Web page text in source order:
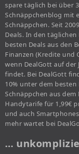
spare täglich bei über
Schnäppchenblog mit
Schnäppchen. Seit
Deals. In den
besten Deals aus den
Finanzen (Kredite und
wenn DealGott auf der
findet. Bei DealGott
10% unter dem
Schnäppchen aus
Handytarife für 1,99€
und auch
mehr wartet bei
…